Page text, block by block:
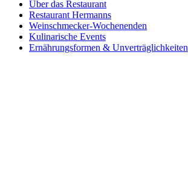
Über das Restaurant
Restaurant Hermanns
Weinschmecker-Wochenenden
Kulinarische Events
Ernährungsformen & Unverträglichkeiten